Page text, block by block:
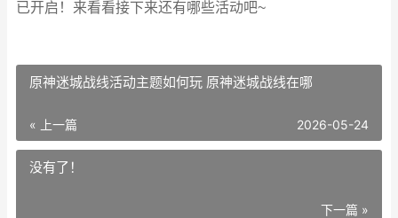
已开启！来看看接下来还有哪些活动吧~
原神迷城战线活动主题如何玩 原神迷城战线在哪
« 上一篇 2026-05-24
没有了！
下一篇 »